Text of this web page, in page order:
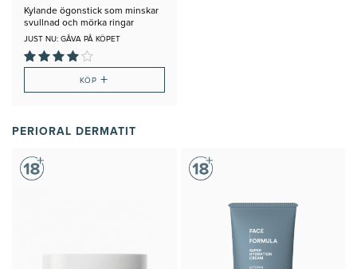
Kylande ögonstick som minskar
svullnad och mörka ringar
JUST NU: GÅVA PÅ KÖPET
KÖP+
PERIORAL DERMATIT